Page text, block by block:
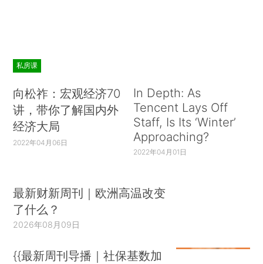
私房课
向松祚：宏观经济70
讲，带你了解国内外
经济大局
2022年04月06日
In Depth: As
Tencent Lays Off
Staff, Is Its ‘Winter’
Approaching?
2022年04月01日
最新财新周刊｜欧洲高温改变
了什么？
2026年08月09日
{{最新周刊导播｜社保基数加